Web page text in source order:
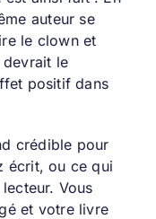
auteur se
le clown et
le
positif dans
crédible pour
écrit, ou ce qui
Vous
et votre livre